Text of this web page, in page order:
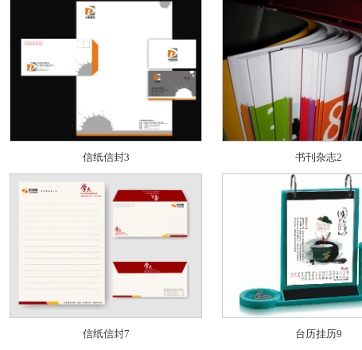
信纸信封3 书刊杂志2
信纸信封7 台历挂历9